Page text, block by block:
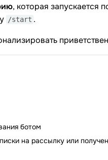
, которая запускается
/start .
ботом
на рассылку или